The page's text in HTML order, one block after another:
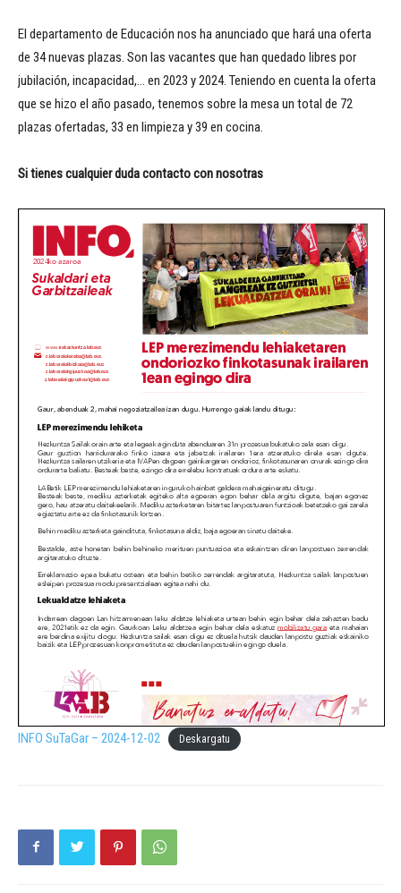
El departamento de Educación nos ha anunciado que hará una oferta
de 34 nuevas plazas. Son las vacantes que han quedado libres por
jubilación, incapacidad,… en 2023 y 2024. Teniendo en cuenta la oferta
que se hizo el año pasado, tenemos sobre la mesa un total de 72
plazas ofertadas, 33 en limpieza y 39 en cocina.
Si tienes cualquier duda contacto con nosotras
INFO SuTaGar – 2024-12-02 Deskargatu